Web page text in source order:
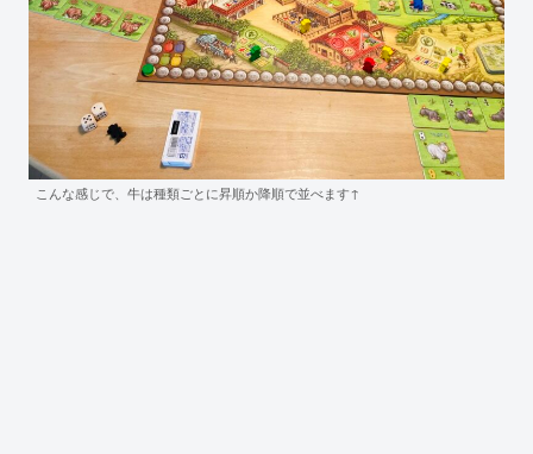
こんな感じで、牛は種類ごとに昇順か降順で並べます↑